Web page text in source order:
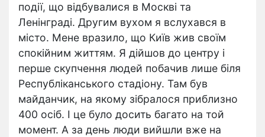
події, що відбувалися в Москві та
Ленінграді. Другим вухом я вслухався в
місто. Мене вразило, що Київ жив своїм
спокійним життям. Я дійшов до центру і
перше скупчення людей побачив лише біля
Республіканського стадіону. Там був
майданчик, на якому зібралося приблизно
400 осіб. І це було досить багато на той
момент. А за день люди вийшли вже на